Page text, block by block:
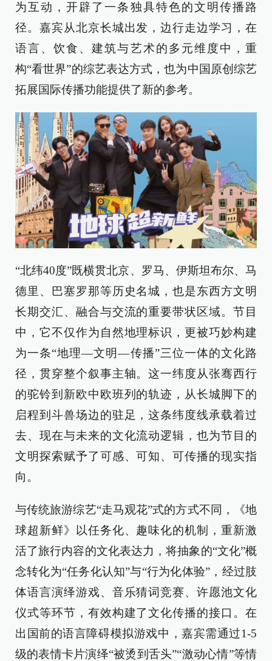
为互动，开辟了一条独具特色的文明传播路
径。嘉宾从北京长城出发，边行走边学习，在
语言、饮食、建筑与艺术的多元维度中，重
构“看世界”的综艺表达方式，也为中国原创综艺
拓展国际传播功能提供了新的参考。
“北纬40度”既横贯北京、罗马、伊斯坦布尔、马
德里、巴塞罗那等历史名城，也是东西方文明
长期交汇、融合与交流的重要带状区域。节目
中，它不仅作为自然地理标识，更被巧妙构建
为一条“地理—文明—传播”三位一体的文化路
径，贯穿整个叙事主轴。这一纬度从张骞西行
的驼铃到新欧中欧班列的轨迹，从长城脚下的
启程到斗兽场边的驻足，这条纬度线承载着过
去、现在与未来的文化流动逻辑，也为节目的
文明探索赋予了可感、可知、可传播的现实指
向。
与传统旅游综艺“走马观花”式的方式不同，《地
球超新鲜》以任务化、趣味化的机制，重新激
活了旅行内容的文化表达力，将抽象的“文化”概
念转化为“任务化认知”与“行为化体验”，经过肢
体语言演绎游戏、音乐猜词竞赛、许愿池文化
仪式等环节，有效构建了文化传播的接口。在
出国前的语言障碍模拟游戏中，嘉宾需通过1-5
级的表情卡片演绎“被烫到舌头”“激动心情”等情